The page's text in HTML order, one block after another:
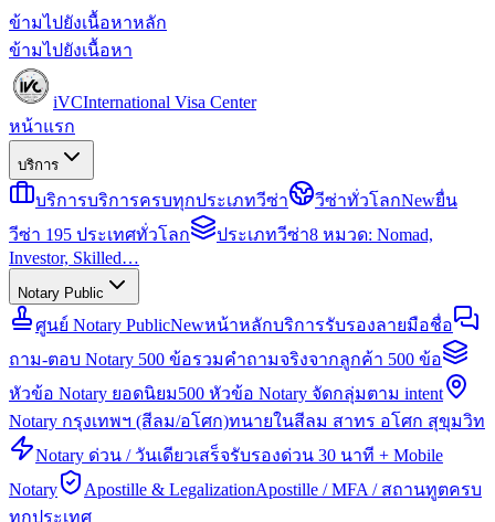
ข้ามไปยังเนื้อหาหลัก
ข้ามไปยังเนื้อหา
iVCInternational Visa Center
หน้าแรก
บริการ
บริการบริการครบทุกประเภทวีซ่า วีซ่าทั่วโลกNewยื่น
วีซ่า 195 ประเทศทั่วโลก
ประเภทวีซ่า8 หมวด: Nomad,
Investor, Skilled…
Notary Public
ศูนย์ Notary PublicNewหน้าหลักบริการรับรองลายมือชื่อ
ถาม-ตอบ Notary 500 ข้อรวมคำถามจริงจากลูกค้า 500 ข้อ
หัวข้อ Notary ยอดนิยม500 หัวข้อ Notary จัดกลุ่มตาม intent
Notary กรุงเทพฯ (สีลม/อโศก)ทนายในสีลม สาทร อโศก สุขุมวิท
Notary ด่วน / วันเดียวเสร็จรับรองด่วน 30 นาที + Mobile
Notary
Apostille & LegalizationApostille / MFA / สถานทูตครบ
ทุกประเทศ